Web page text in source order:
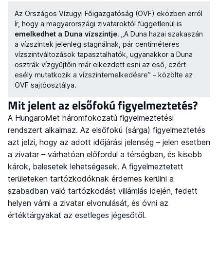
Az Országos Vízügyi Főigazgatóság (OVF) eközben arról
ír, hogy a magyarországi zivataroktól függetlenül is
emelkedhet a Duna vízszintje. „A Duna hazai szakaszán
a vízszintek jelenleg stagnálnak, pár centiméteres
vízszintváltozások tapasztalhatók, ugyanakkor a Duna
osztrák vízgyűjtőin már elkezdett esni az eső, ezért
esély mutatkozik a vízszintemelkedésre” – közölte az
OVF sajtóosztálya.
Mit jelent az elsőfokú figyelmeztetés?
A HungaroMet háromfokozatú figyelmeztetési
rendszert alkalmaz. Az elsőfokú (sárga) figyelmeztetés
azt jelzi, hogy az adott időjárási jelenség – jelen esetben
a zivatar – várhatóan előfordul a térségben, és kisebb
károk, balesetek lehetségesek. A figyelmeztetett
területeken tartózkodóknak érdemes kerülni a
szabadban való tartózkodást villámlás idején, fedett
helyen várni a zivatar elvonulását, és óvni az
értéktárgyakat az esetleges jégesőtől.